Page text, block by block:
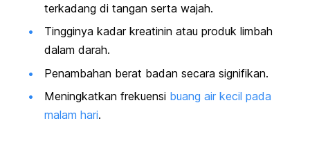
terkadang di tangan serta wajah.
Tingginya kadar kreatinin atau produk limbah
dalam darah.
Penambahan berat badan secara signifikan.
Meningkatkan frekuensi buang air kecil pada
malam hari.